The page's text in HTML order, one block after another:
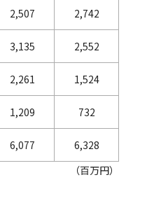
2,507 2,742
3,135 2,552
2,261 1,524
1,209 732
6,077
6,328
（百万円）